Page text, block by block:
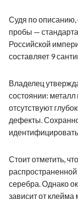
Судя по описанию,
пробы —
Российской
составляет 9
Владелец
состоянии:
отсутствуют
дефекты.
Стоит отметить,
серебра. Однако
зависит от клейма